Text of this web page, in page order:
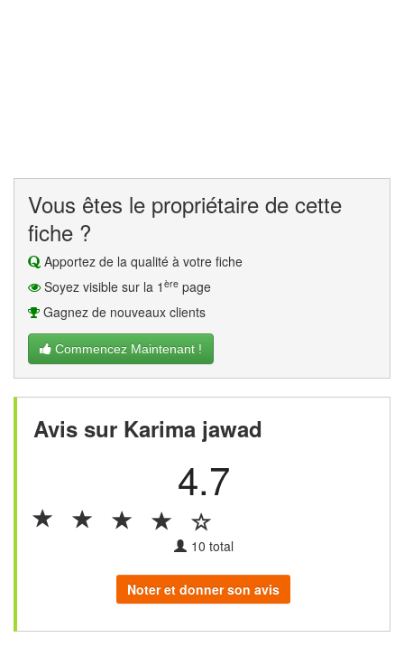
Vous êtes le propriétaire de cette
fiche ?
Apportez de la qualité à votre fiche
Soyez visible sur la 1 ère page
Gagnez de nouveaux clients
Commencez Maintenant !
Avis sur Karima jawad
4.7
10 total
Noter et donner son avis